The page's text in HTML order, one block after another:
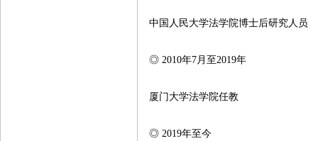
中国人民大学法学院博士后研究人员
◎ 2010年7月至2019年
厦门大学法学院任教
◎ 2019年至今